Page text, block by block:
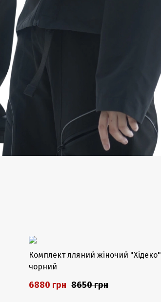
Комплект лляний жіночий "Хідеко"
чорний
6880 грн 8650 грн